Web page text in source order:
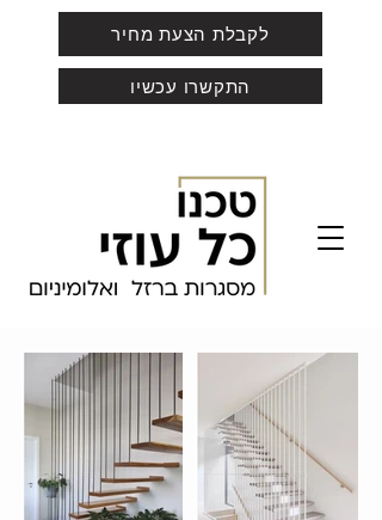
לקבלת הצעת מחיר
התקשרו עכשיו